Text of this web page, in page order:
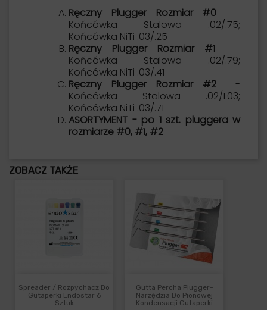
Ręczny Plugger Rozmiar #0 -
Końcówka Stalowa .02/.75;
Końcówka NiTi .03/.25
Ręczny Plugger Rozmiar #1 -
Końcówka Stalowa .02/.79;
Końcówka NiTi .03/.41
Ręczny Plugger Rozmiar #2 -
Końcówka Stalowa .02/1.03;
Końcówka NiTi .03/.71
ASORTYMENT - po 1 szt. pluggera w
rozmiarze #0, #1, #2
ZOBACZ TAKŻE
Spreader / Rozpychacz Do
Gutaperki Endostar 6
Sztuk
Gutta Percha Plugger-
Narzędzia Do Pionowej
Kondensacji Gutaperki